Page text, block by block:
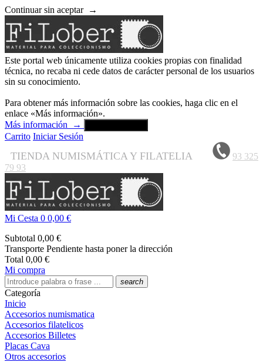
Continuar sin aceptar →
Este portal web únicamente utiliza cookies propias con finalidad
técnica, no recaba ni cede datos de carácter personal de los usuarios
sin su conocimiento.
Para obtener más información sobre las cookies, haga clic en el
enlace «Más información».
Más información
→
Carrito Iniciar Sesión
TIENDA NUMISMÁTICA Y FILATELIA
93 325
79 93
Mi Cesta 0 0,00 €
Subtotal 0,00 €
Transporte Pendiente hasta poner la dirección
Total 0,00 €
Mi compra
search
Categoría
Inicio
Accesorios numismatica
Accesorios filatelicos
Accesorios Billetes
Placas Cava
Otros accesorios